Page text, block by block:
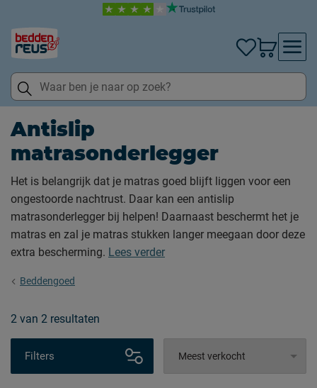
Antislip
matrasonderlegger
Het is belangrijk dat je matras goed blijft liggen voor een
ongestoorde nachtrust. Daar kan een antislip
matrasonderlegger bij helpen! Daarnaast beschermt het je
matras en zal je matras stukken langer meegaan door deze
extra bescherming. Lees verder
Beddengoed
2 van 2 resultaten
Filters